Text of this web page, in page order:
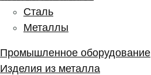
Сталь
Металлы
Промышленное оборудование
Изделия из металла